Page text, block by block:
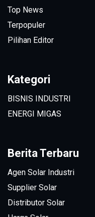
Top News
Terpopuler
Pilihan Editor
Kategori
BISNIS INDUSTRI
ENERGI MIGAS
Berita Terbaru
Agen Solar Industri
Supplier Solar
Distributor Solar